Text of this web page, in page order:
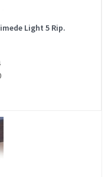
Light 5 Rip.